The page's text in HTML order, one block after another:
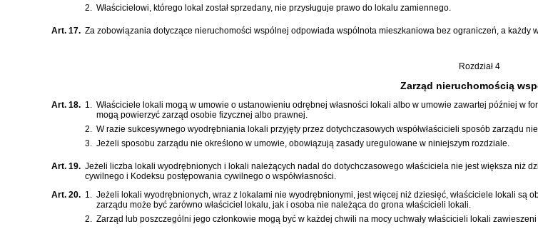
2. Właścicielowi, którego lokal został sprzedany, nie przysługuje prawo do lokalu zamiennego.
Art. 17. Za zobowiązania dotyczące nieruchomości wspólnej odpowiada wspólnota mieszkaniowa bez ograniczeń, a każdy
Rozdział 4
Zarząd nieruchomością
Art. 18. 1. Właściciele lokali mogą w umowie o ustanowieniu odrębnej własności lokali albo w umowie zawartej później w
mogą powierzyć zarząd osobie fizycznej albo prawnej.
2. W razie sukcesywnego wyodrębniania lokali przyjęty przez dotychczasowych współwłaścicieli sposób zarządu
3. Jeżeli sposobu zarządu nie określono w umowie, obowiązują zasady uregulowane w niniejszym rozdziale.
Art. 19. Jeżeli liczba lokali wyodrębnionych i lokali należących nadal do dotychczasowego właściciela nie jest większa niż
cywilnego i Kodeksu postępowania cywilnego o współwłasności.
Art. 20. 1. Jeżeli lokali wyodrębnionych, wraz z lokalami nie wyodrębnionymi, jest więcej niż dziesięć, właściciele lokali są
zarządu może być zarówno właściciel lokalu, jak i osoba nie należąca do grona właścicieli lokali.
2. Zarząd lub poszczególni jego członkowie mogą być w każdej chwili na mocy uchwały właścicieli lokali